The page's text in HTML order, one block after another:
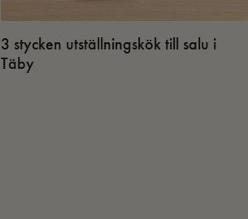
3 stycken utställningskök till salu i
Täby